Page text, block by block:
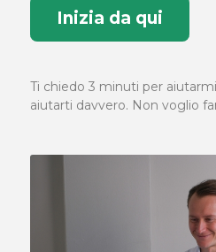
Inizia da qui
Ti chiedo 3 minuti per
aiutarti davvero. Non voglio